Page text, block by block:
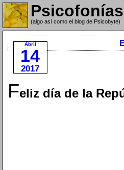
Psicofonías
(algo así como el blog de Psicobyte)
Abril
14
2017
Feliz día de la